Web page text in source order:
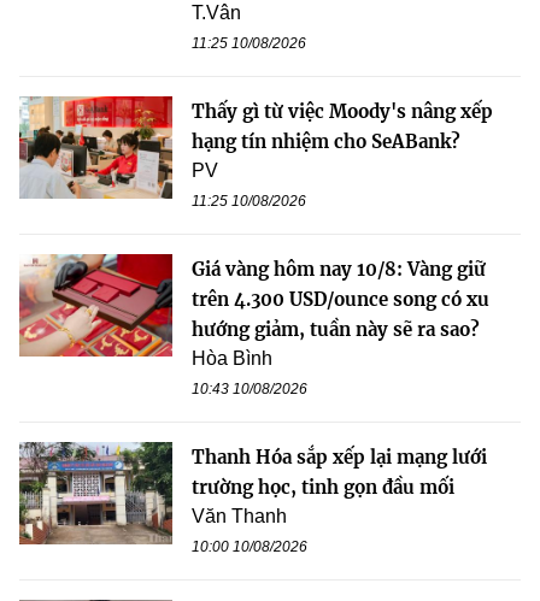
T.Vân
11:25 10/08/2026
Thấy gì từ việc Moody's nâng xếp
hạng tín nhiệm cho SeABank?
PV
11:25 10/08/2026
Giá vàng hôm nay 10/8: Vàng giữ
trên 4.300 USD/ounce song có xu
hướng giảm, tuần này sẽ ra sao?
Hòa Bình
10:43 10/08/2026
Thanh Hóa sắp xếp lại mạng lưới
trường học, tinh gọn đầu mối
Văn Thanh
10:00 10/08/2026